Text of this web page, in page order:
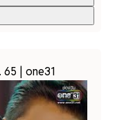
| one31